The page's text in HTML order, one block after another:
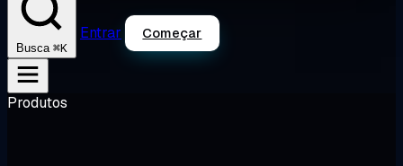
Busca ⌘K
Entrar Começar
Produtos